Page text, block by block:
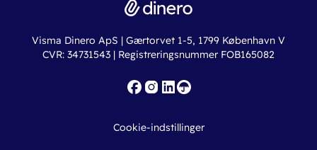
Erhvervslån
Fakturaskabeloner
Online regnskabskurser
Ny virksomhed
Iværksætterlegat
Visma Dinero ApS | Gærtorvet 1-5, 1799 København V
CVR: 34731543 | Registreringsnummer FOB165082
Cookie-indstillinger